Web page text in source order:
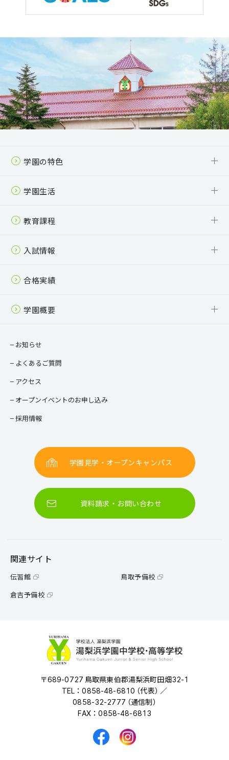
学園の特色
6年一貫教育
少人数制＋個別指導
「自主自律」を体現する活動
受験対策・進路指導
SSH
学園生活
校舎・制服
年間行事
クラブ活動
スクールバス
夏梨祭（学園祭）
教育課程
中学校 カリキュラム
高等学校（全日制） カリキュラム
高等学校（通信制） カリキュラム
入試情報
中学校 募集要項
高等学校（全日制） 募集要項
高等学校（通信制） 募集要項
入学案内パンフレット
合格実績
学園概要
お知らせ
よくあるご質問
アクセス
オープンイベントのお申し込み
採用情報
学園見学・オープンキャンパス
資料請求・お問い合わせ
関連サイト
伝習館
鳥取予備校
倉吉予備校
〒689-0727 鳥取県東伯郡湯梨浜町田畑32-1
TEL：0858-48-6810 （代表） ／
0858-32-2777 （通信制）
FAX：0858-48-6813